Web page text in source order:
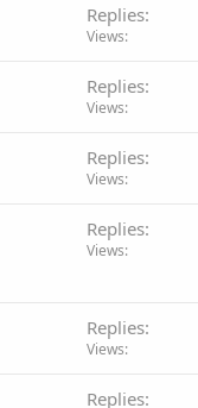
Replies
Views
Replies
Views
Replies
Views
Replies
Views
Replies
Views
Replies